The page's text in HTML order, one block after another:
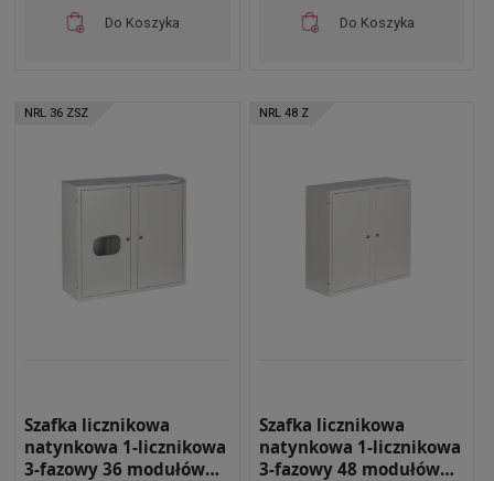
Do Koszyka Do Koszyka
NRL 36 ZSZ
Szafka licznikowa
natynkowa 1-licznikowa
3-fazowy 36 modułów
NRL 48 Z
Szafka licznikowa
natynkowa 1-licznikowa
3-fazowy 48 modułów